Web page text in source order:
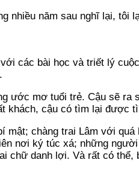
nhiều năm sau nghĩ lại,
các bài học và triết lý
ước mơ tuổi trẻ. Cậu sẽ
khách, cậu có tìm lại được
chàng trai Lâm với
nơi ký túc xá; những
chữ danh lợi. Và rất có thể,